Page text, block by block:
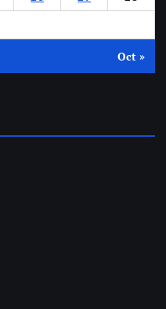
Oct »